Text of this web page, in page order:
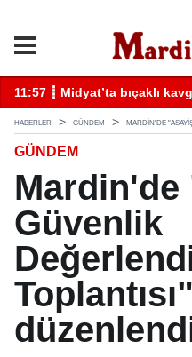
11:57 ┋ Midyat’ta bıçaklı
HABERLER GÜNDEM MARDIN'DE
GÜNDEM
Güvenlik
Toplantısı"